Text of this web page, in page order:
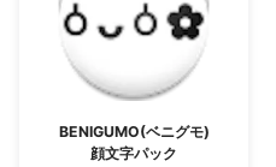
BENIGUMO(ベニグモ)
顔文字パック